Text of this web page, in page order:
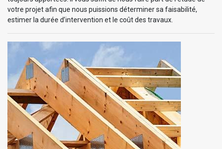
votre projet afin que nous puissions déterminer sa faisabilité,
estimer la durée d’intervention et le coût des travaux.